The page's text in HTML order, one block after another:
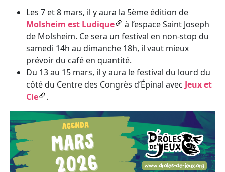
Les 7 et 8 mars, il y aura la 5ème édition de
Molsheim est Ludique
à l’espace Saint Joseph
de Molsheim. Ce sera un festival en non-stop du
samedi 14h au dimanche 18h, il vaut mieux
prévoir du café en quantité.
Du 13 au 15 mars, il y aura le festival du lourd du
côté du Centre des Congrès d’Épinal avec Jeux et
Cie
.